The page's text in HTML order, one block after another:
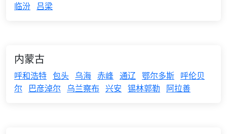
临汾 吕梁
内蒙古
呼和浩特 包头 乌海 赤峰 通辽 鄂尔多斯 呼伦贝
尔
巴彦淖尔 乌兰察布 兴安 锡林郭勒 阿拉善